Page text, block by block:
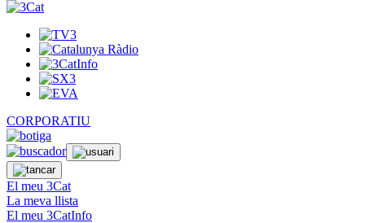
CORPORATIU
El meu 3Cat
La meva llista
El meu 3CatInfo